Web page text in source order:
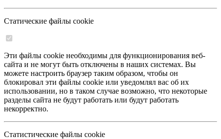
Статические файлы cookie
Эти файлы cookie необходимы для функционирования веб-
сайта и не могут быть отключены в наших системах. Вы
можете настроить браузер таким образом, чтобы он
блокировал эти файлы cookie или уведомлял вас об их
использовании, но в таком случае возможно, что некоторые
разделы сайта не будут работать или будут работать
некорректно.
Статистические файлы cookie